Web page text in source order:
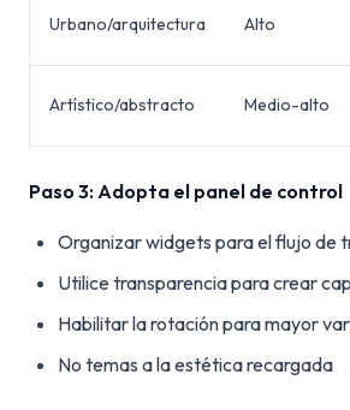
Urbano/arquitectura Alto
Artístico/abstracto Medio-alto
Paso 3: Adopta el panel de control
Organizar widgets para el flujo de
Utilice transparencia para crear
Habilitar la rotación para mayor
No temas a la estética recargada